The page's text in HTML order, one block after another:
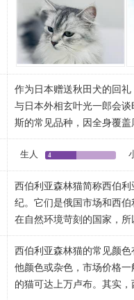
耳朵：适度宽，耳尖起圆
近圆形。间距大。微微倾斜
眼睛：传统成年猫的眼睛
兰色。眼色和被毛色无关联
鼻子：两眼间鼻子部分宽
下巴：下巴浑圆。长而厚的
四肢：颈适度长，滚圆，
胸部浑圆。骨骼强壮，肌
达。
足掌：爪大而圆，趾间有
被毛：半长到长，呈长毛
腹部毛长，肩部和胸部的
毛色：传统颜色是金虎斑色
法国确立了。1887年得到
第一批该猫到自己的美国
该品种的标准。
作为日本赠送秋田犬的回
与日本外相玄叶光一郎会
斯的常见品种，因全身覆
存下来。不仅俄罗斯普通
宠物猫种类西伯利亚猫机
磨爪是不可能的。对于小
磨掉老化的角质而使其变
味，它在家具或墙上抓磨
地盘一样，猫咪也需要在
堪，十分可怕。而且，猫
这样损失就更惨重了。所
始训练自己的爱猫养成良
生人 4
西伯利亚森林猫简称西伯
纪。它们是俄国市场和西
在自然环境苛刻的国家，
都有一圈厚厚的毛领子。
实，这才得以抵抗西伯利亚
西伯利亚森林猫的常见颜
他颜色或杂色，市场价格
的猫可达上万卢布。其实